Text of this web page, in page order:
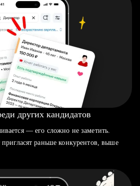
других кандидатов
— его сложно не заметить.
пригласят раньше конкурентов, выше